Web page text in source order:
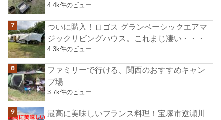
4.4k件のビュー
ついに購入！ロゴス グランベーシックエアマ
ジックリビングハウス。これまじ凄い・・・
4.3k件のビュー
ファミリーで行ける、関西のおすすめキャン
プ場
3.7k件のビュー
最高に美味しいフランス料理！宝塚市逆瀬川